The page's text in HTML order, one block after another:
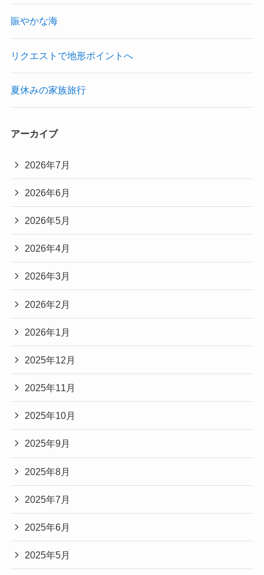
賑やかな海
リクエストで地形ポイントへ
夏休みの家族旅行
アーカイブ
2026年7月
2026年6月
2026年5月
2026年4月
2026年3月
2026年2月
2026年1月
2025年12月
2025年11月
2025年10月
2025年9月
2025年8月
2025年7月
2025年6月
2025年5月